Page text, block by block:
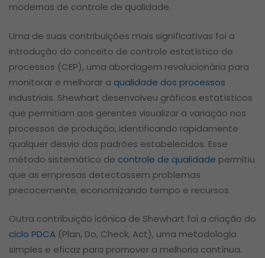
modernas de controle de qualidade.
Uma de suas contribuições mais significativas foi a
introdução do conceito de controle estatístico de
processos (CEP), uma abordagem revolucionária para
monitorar e melhorar a qualidade dos processos
industriais. Shewhart desenvolveu gráficos estatísticos
que permitiam aos gerentes visualizar a variação nos
processos de produção, identificando rapidamente
qualquer desvio dos padrões estabelecidos. Esse
método sistemático de controle de qualidade permitiu
que as empresas detectassem problemas
precocemente, economizando tempo e recursos.
Outra contribuição icônica de Shewhart foi a criação do
ciclo PDCA (Plan, Do, Check, Act), uma metodologia
simples e eficaz para promover a melhoria contínua.